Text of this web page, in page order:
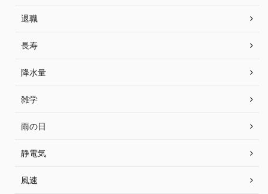
退職
長寿
降水量
雑学
雨の日
静電気
風速